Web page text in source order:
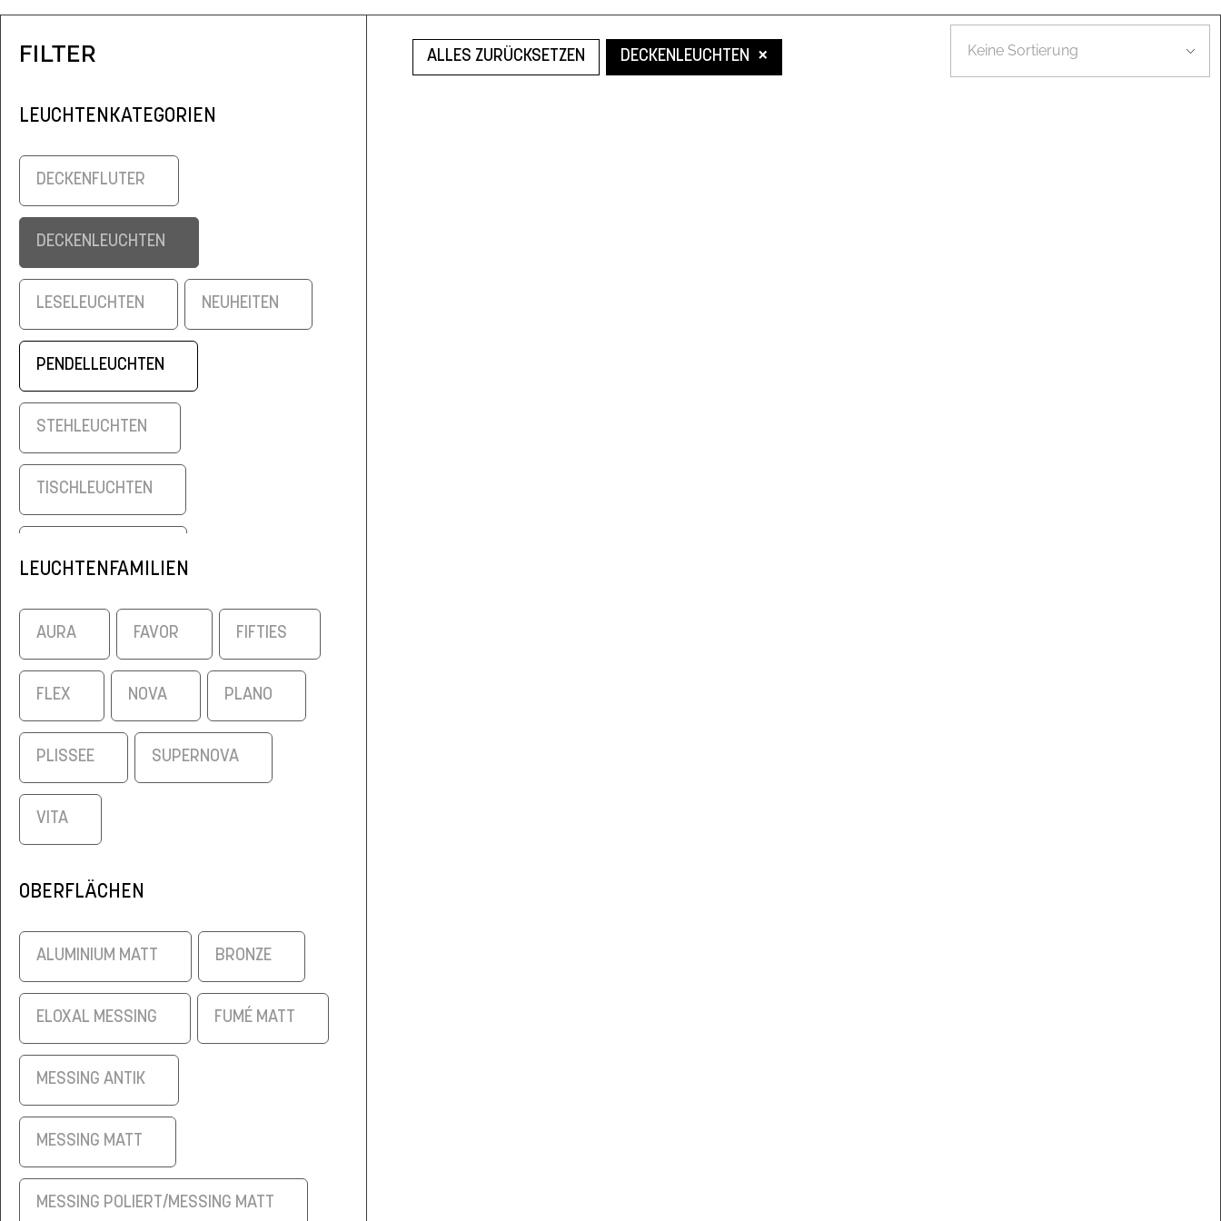
FILTER
LEUCHTENKATEGORIEN
DECKENFLUTER
DECKENLEUCHTEN
LESELEUCHTEN NEUHEITEN
PENDELLEUCHTEN
STEHLEUCHTEN
TISCHLEUCHTEN
LEUCHTENFAMILIEN
AURA FAVOR FIFTIES
FLEX NOVA PLANO
PLISSEE SUPERNOVA
VITA
OBERFLÄCHEN
ALUMINIUM MATT BRONZE
ELOXAL MESSING FUMÉ MATT
MESSING ANTIK
MESSING MATT
MESSING POLIERT/MESSING MATT
ALLES ZURÜCKSETZEN DECKENLEUCHTEN ×